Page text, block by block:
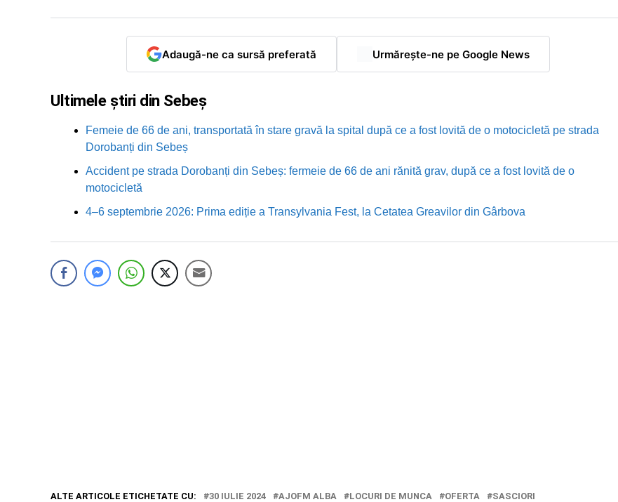
Adaugă-ne ca sursă preferată Urmărește-ne pe Google News
Ultimele știri din Sebeș
Femeie de 66 de ani, transportată în stare gravă la spital după ce a fost lovită de o motocicletă pe strada
Dorobanți din Sebeș
Accident pe strada Dorobanți din Sebeș: fermeie de 66 de ani rănită grav, după ce a fost lovită de o
motocicletă
4–6 septembrie 2026: Prima ediție a Transylvania Fest, la Cetatea Greavilor din Gârbova
ALTE ARTICOLE ETICHETATE CU: 30 IULIE 2024 AJOFM ALBA LOCURI DE MUNCA OFERTA SASCIORI